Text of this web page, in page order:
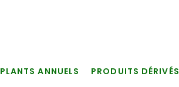
PLANTS ANNUELS PRODUITS DÉRIVÉS